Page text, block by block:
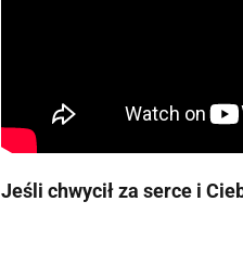
Jeśli chwycił za serce i